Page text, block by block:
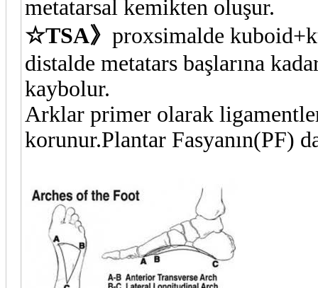
metatarsal kemikten oluşur.
☆TSA》 proxsimalde
distalde metatars başlarına
kaybolur.
Arklar primer olarak
korunur.Plantar Fasyanın(PF)